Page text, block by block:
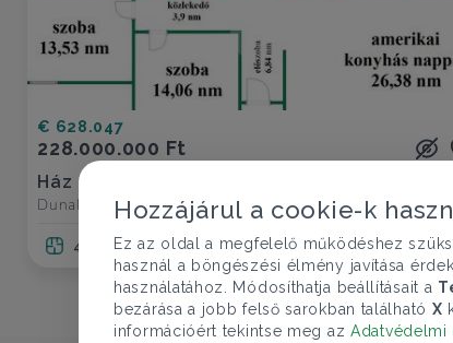
€ 628.047
228.000.000 Ft
Ház eladó
Dunakeszi, Szabadság liget
4 szoba 140 nm 2 fürdő
Hozzájárul a cookie-k
Ez az oldal a megfelelő működéshez
használ a böngészési élmény javítása
használatához. Módosíthatja beállításait a
bezárása a jobb felső sarokban található X
információért tekintse meg az Adatvédelmi